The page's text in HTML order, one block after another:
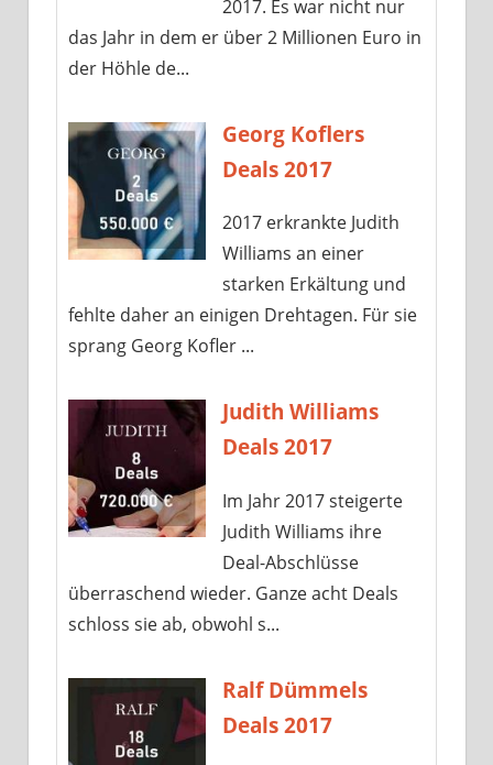
2017. Es war nicht nur
das Jahr in dem er über 2 Millionen Euro in
der Höhle de...
Georg Koflers
Deals 2017
2017 erkrankte Judith
Williams an einer
starken Erkältung und
fehlte daher an einigen Drehtagen. Für sie
sprang Georg Kofler ...
Judith Williams
Deals 2017
Im Jahr 2017 steigerte
Judith Williams ihre
Deal-Abschlüsse
überraschend wieder. Ganze acht Deals
schloss sie ab, obwohl s...
Ralf Dümmels
Deals 2017